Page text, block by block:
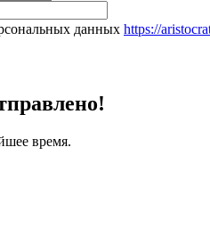
данных https://
время.